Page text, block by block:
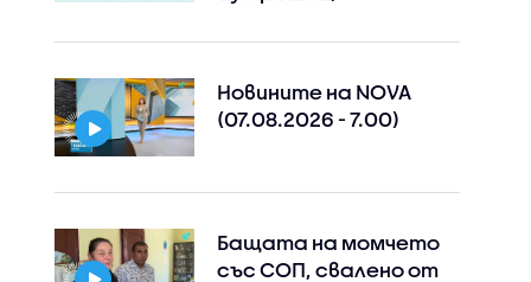
Новините на NOVA
(07.08.2026 - 7.00)
Бащата на момчето
със СОП, свалено от